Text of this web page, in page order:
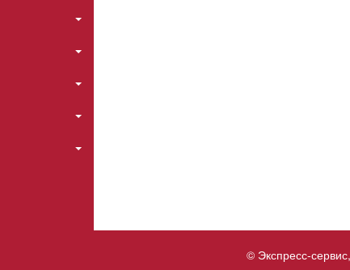
© Экспресс-